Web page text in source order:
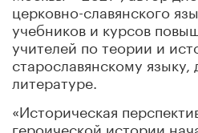
церковно-славянского
учебников и курсов
учителей по теории и
старославянскому языку,
литературе.
«Историческая
героической истории